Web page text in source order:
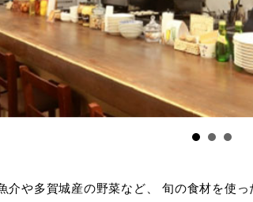
介や多賀城産の野菜など、 旬の食材を使